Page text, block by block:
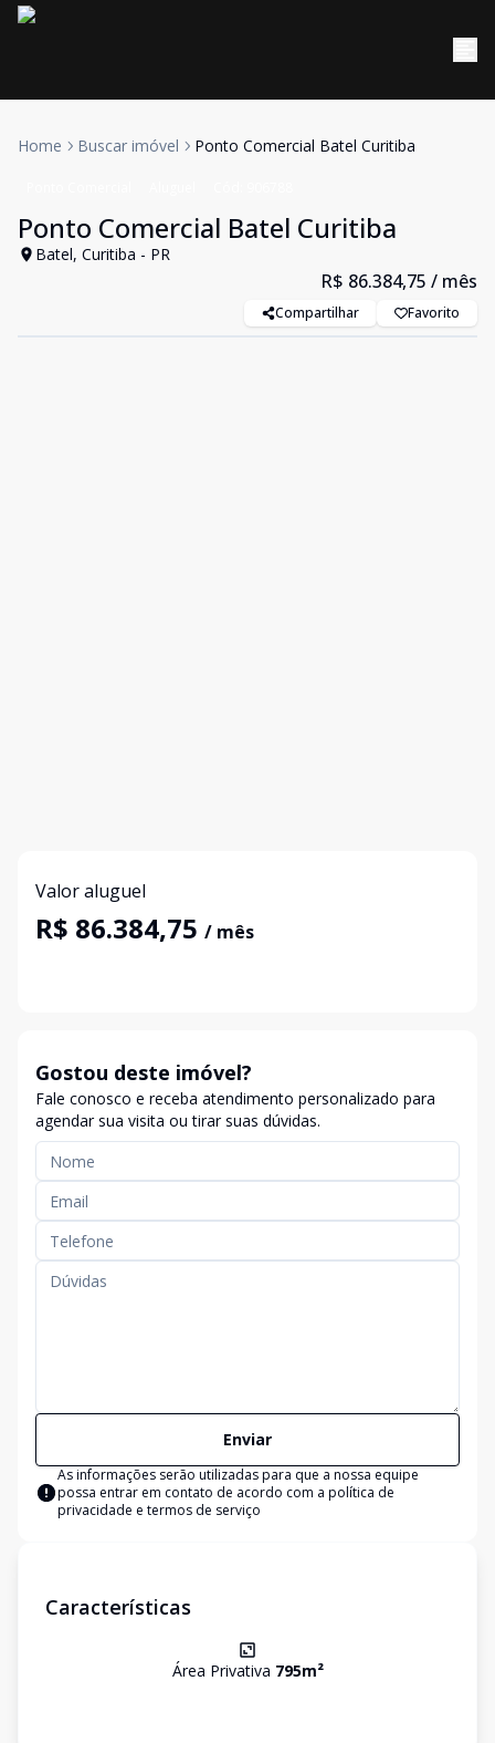
Home Buscar imóvel Ponto Comercial Batel Curitiba
Ponto Comercial Batel Curitiba
Batel, Curitiba - PR
R$ 86.384,75 / mês
Compartilhar Favorito
Valor aluguel
R$ 86.384,75 / mês
Gostou deste imóvel?
Fale conosco e receba atendimento personalizado para
agendar sua visita ou tirar suas dúvidas.
Enviar
As informações serão utilizadas para que a nossa equipe
possa entrar em contato de acordo com a política de
privacidade e termos de serviço
Características
Área Privativa 795m²